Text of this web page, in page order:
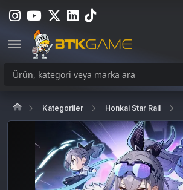
Kategoriler Honkai Star Rail